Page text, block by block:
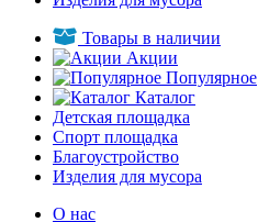
Товары в наличии
Акции
Популярное
Каталог
Детская площадка
Спорт площадка
Благоустройство
Изделия для мусора
О нас